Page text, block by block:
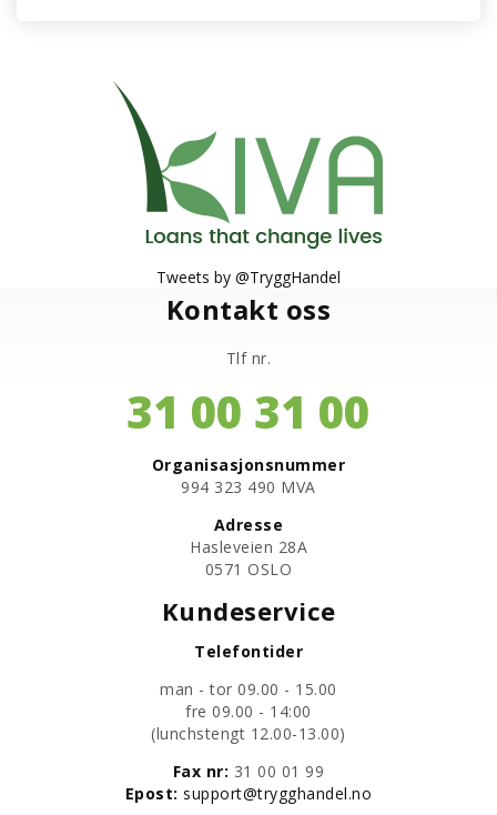
Tweets by @TryggHandel
Kontakt oss
Tlf nr.
31 00 31 00
Organisasjonsnummer
​994 323 490 MVA
Adresse
Hasleveien 28A
0571 OSLO
Kundeservice
Telefontider
man - tor 09.00 - 15.00
fre 09.00 - 14:00
​(lunchstengt 12.00-13.00)
Fax nr: 31 00 01 99
​Epost:support@trygghandel.no